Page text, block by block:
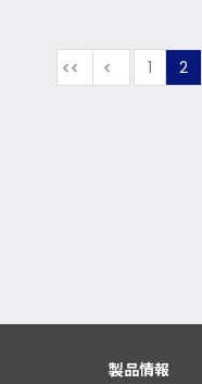
前1 2
製品情報